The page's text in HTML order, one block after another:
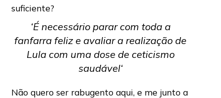
suficiente?
‘É necessário parar com toda a
fanfarra feliz e avaliar a realização de
Lula com uma dose de ceticismo
saudável‘
Não quero ser rabugento aqui, e me junto a